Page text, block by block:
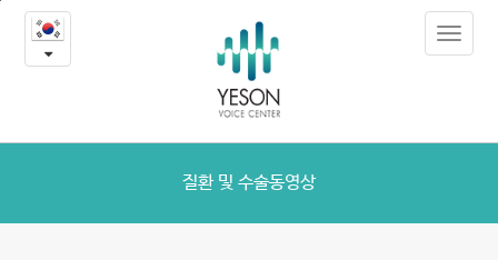
질
환
수
동
Toggle
질환 및 수술동영상